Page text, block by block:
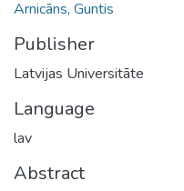
Arnicāns, Guntis
Publisher
Latvijas Universitāte
Language
lav
Abstract